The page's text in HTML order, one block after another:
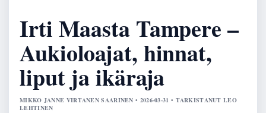
Irti Maasta Tampere –
Aukioloajat, hinnat,
liput ja ikäraja
MIKKO JANNE VIRTANEN SAARINEN • 2026-03-31 • TARKISTANUT LEO
LEHTINEN